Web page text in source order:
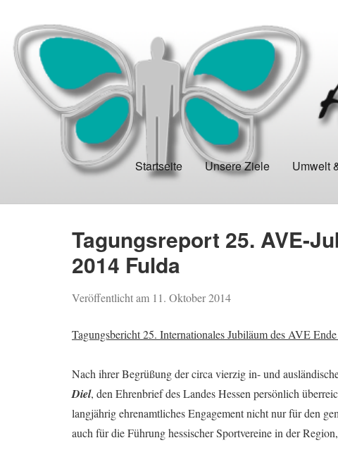
Startseite Unsere Ziele Umwelt
Tagungsreport 25. AVE-
2014 Fulda
Veröffentlicht am 11. Oktober 2014
Tagungsbericht 25. Internationales Jubiläum des AVE
Nach ihrer Begrüßung der circa vierzig in- und
Diel, den Ehrenbrief des Landes Hessen persönlich
langjährig ehrenamtliches Engagement nicht nur für den
auch für die Führung hessischer Sportvereine in der